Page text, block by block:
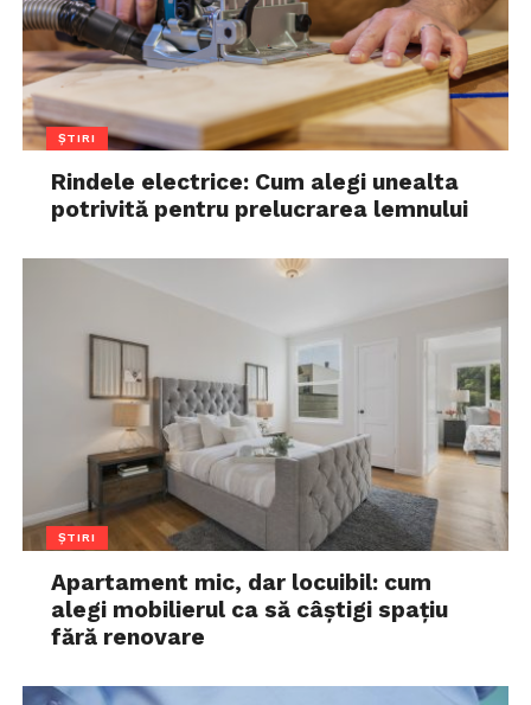
ȘTIRI
Rindele electrice: Cum alegi unealta
potrivită pentru prelucrarea lemnului
ȘTIRI
Apartament mic, dar locuibil: cum
alegi mobilierul ca să câștigi spațiu
fără renovare